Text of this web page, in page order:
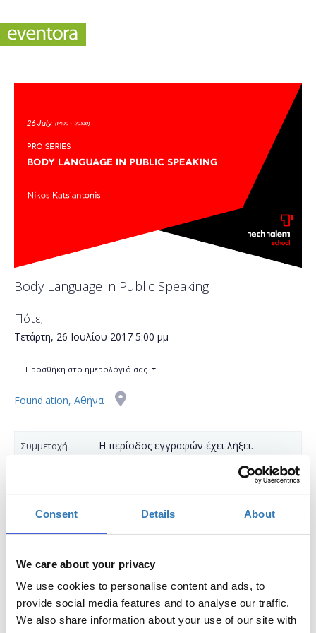
Consent Details About
We care about your privacy
We use cookies to personalise content and ads, to
provide social media features and to analyse our traffic.
We also share information about your use of our site with
Body Language in Public Speaking
Πότε;
Τετάρτη, 26 Ιουλίου 2017 5:00 μμ
Προσθήκη στο ημερολόγιό σας
Found.ation, Αθήνα
Συμμετοχή Η περίοδος εγγραφών έχει λήξει.
γνωρίζοντας πως να σταθείς, που να
τοποθετήσεις τα χέρια σου ή αν και πως
πρέπει να κοιτάξεις το κοινό σου; Ή ακόμα
χειρότερα, τρέμεις στην ιδέα της